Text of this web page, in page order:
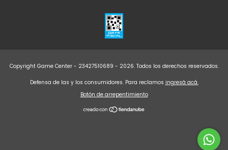
Copyright Game Center - 23427510689 - 2026. Todos los derechos reservados.
Defensa de las y los consumidores. Para reclamos ingresá acá.
Botón de arrepentimiento